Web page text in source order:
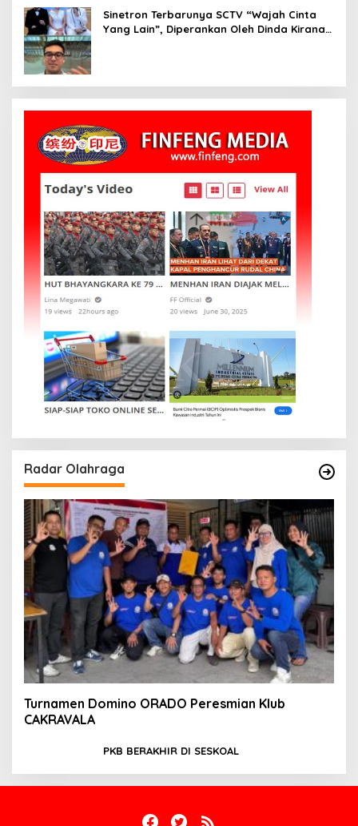
Sinetron Terbarunya SCTV “Wajah Cinta
Yang Lain”, Diperankan Oleh Dinda Kirana,
Radar Olahraga
Turnamen Domino ORADO Peresmian Klub
CAKRAVALA
PKB BERAKHIR DI SESKOAL